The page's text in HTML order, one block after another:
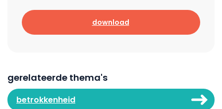
download
gerelateerde thema's
betrokkenheid